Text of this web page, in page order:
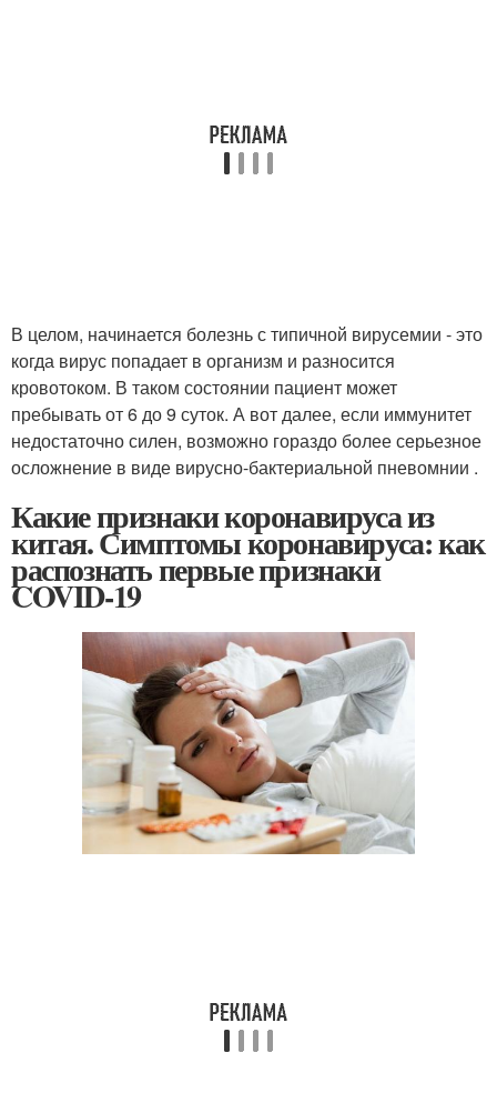
В целом, начинается болезнь с типичной вирусемии - это
когда вирус попадает в организм и разносится
кровотоком. В таком состоянии пациент может
пребывать от 6 до 9 суток. А вот далее, если иммунитет
недостаточно силен, возможно гораздо более серьезное
осложнение в виде вирусно-бактериальной пневомнии .
Какие признаки коронавируса из
китая. Симптомы коронавируса: как
распознать первые признаки
COVID-19